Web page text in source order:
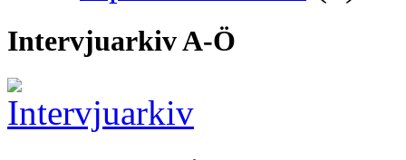
Intervjuarkiv A-Ö